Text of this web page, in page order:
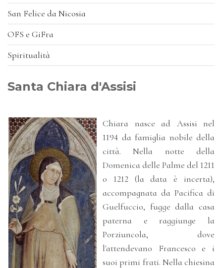
San Felice da Nicosia
OFS e GiFra
Spiritualità
Santa Chiara d'Assisi
Chiara nasce ad Assisi nel
1194 da famiglia nobile della
città. Nella notte della
Domenica delle Palme del 1211
o 1212 (la data è incerta),
accompagnata da Pacifica di
Guelfuccio, fugge dalla casa
paterna e raggiunge la
Porziuncola, dove
l'attendevano Francesco e i
suoi primi frati. Nella chiesina